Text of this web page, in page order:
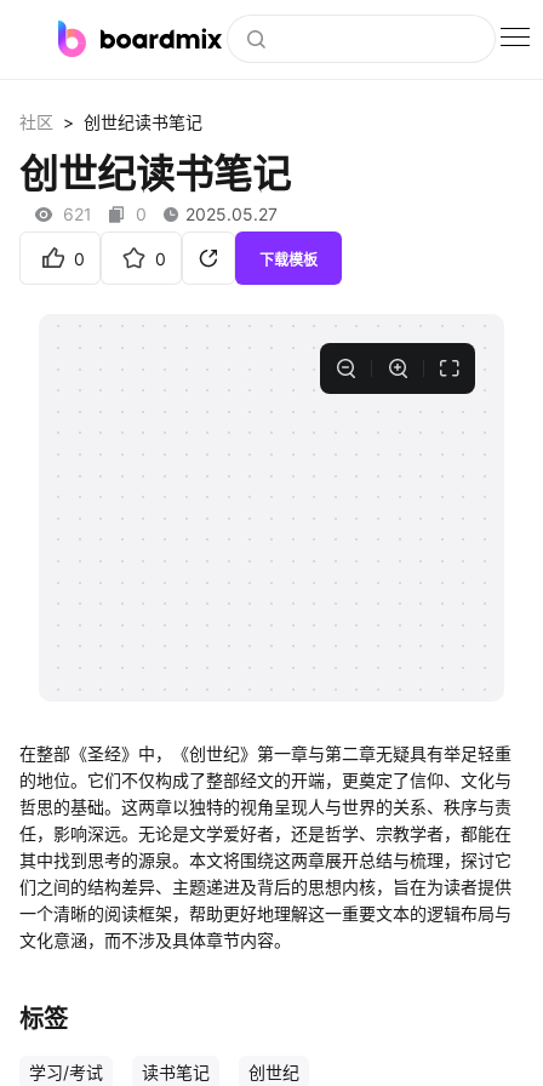
社区资源
下载
私有化部署
客户案例
支持
帮助中心
社区 > 创世纪读书笔记
创世纪读书笔记
621 0 2025.05.27
0 0 下载模板
在整部《圣经》中，《创世纪》第一章与第二章无疑具有举足轻重
的地位。它们不仅构成了整部经文的开端，更奠定了信仰、文化与
哲思的基础。这两章以独特的视角呈现人与世界的关系、秩序与责
任，影响深远。无论是文学爱好者，还是哲学、宗教学者，都能在
其中找到思考的源泉。本文将围绕这两章展开总结与梳理，探讨它
们之间的结构差异、主题递进及背后的思想内核，旨在为读者提供
一个清晰的阅读框架，帮助更好地理解这一重要文本的逻辑布局与
文化意涵，而不涉及具体章节内容。
标签
学习/考试 读书笔记 创世纪